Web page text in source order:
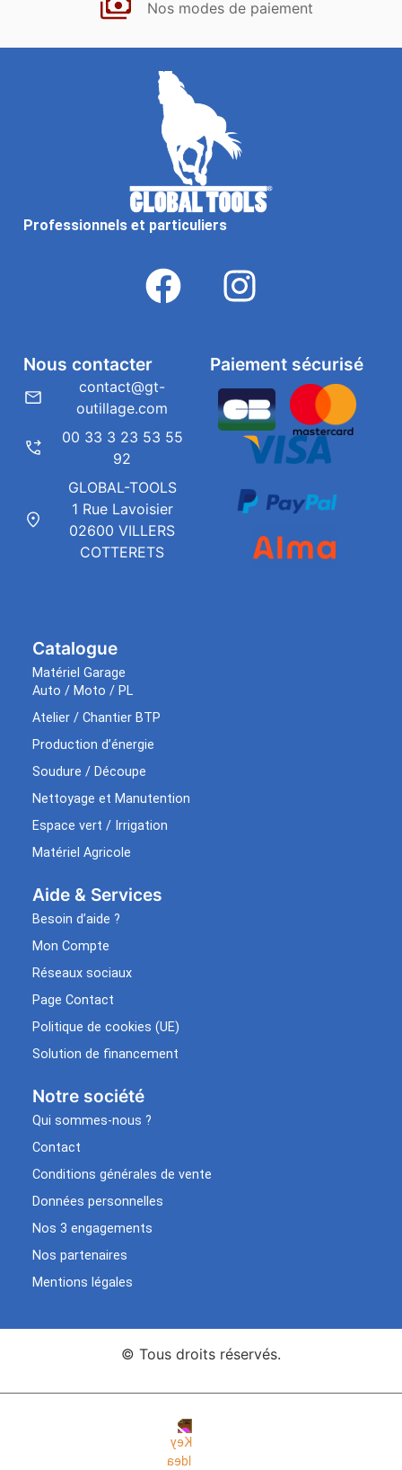
Nos modes de paiement
Professionnels et particuliers
Catalogue
Matériel Garage
Auto / Moto / PL
Atelier / Chantier BTP
Production d’énergie
Soudure / Découpe
Nettoyage et Manutention
Espace vert / Irrigation
Matériel Agricole
Aide & Services​
Besoin d’aide ?
Mon Compte
Réseaux sociaux
Page Contact
Politique de cookies (UE)
Solution de financement
Notre société
Qui sommes-nous ?
Contact
Conditions générales de vente
Données personnelles
Nos 3 engagements
Nos partenaires
Mentions légales
Paiement sécurisé
Nous contacter
contact@gt-
outillage.com
00 33 3 23 53 55
92
GLOBAL-TOOLS
1 Rue Lavoisier
02600 VILLERS
COTTERETS
© Tous droits réservés.